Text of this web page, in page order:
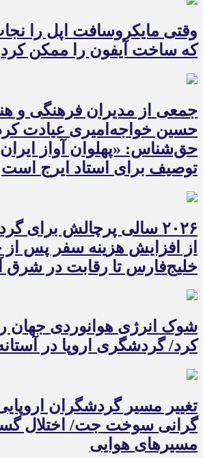
وقتی مایکروسافت اپل را
که ساخت آیفون را ممکن کرد
جمعی از مدیران فرهنگی و
حسین خواجه‌امیری عیادت
حق‌شناس: «پهلوان آواز
توصیف برای استاد ایرج است
۲۰۲۶ سالی پرچالش برای
از افزایش هزینه سفر پس
خلیج‌فارس تا رقابت در شرق
شوک انرژی هوانوردی جهان
کرد/ گردشگری اروپا در
تغییر مسیر گردشگران
گرانی سوخت جت/ اختلال
مسیرهای هوایی